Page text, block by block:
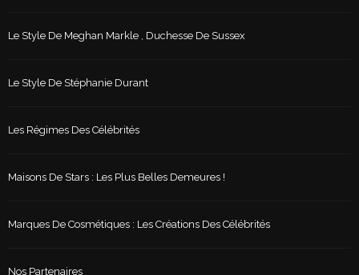
Le Style De Meghan Markle , Duchesse De Sussex
Le Style De Stéphanie Durant
Les Régimes Des Célébrités
Maisons De Stars : Les Plus Belles Demeures !
Marques De Cosmétiques : Les Créations Des Célébrités
Nos Partenaires